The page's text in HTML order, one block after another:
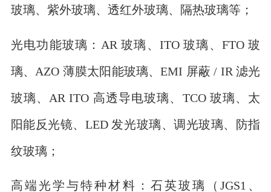
玻璃、紫外玻璃、透红外玻璃、隔热玻璃等；
光电功能玻璃：AR 玻璃、ITO 玻璃、FTO 玻
璃、AZO 薄膜太阳能玻璃、EMI 屏蔽 / IR 滤光
玻璃、AR ITO 高透导电玻璃、TCO 玻璃、太
阳能反光镜、LED 发光玻璃、调光玻璃、防指
纹玻璃；
高端光学与特种材料：石英玻璃（JGS1、